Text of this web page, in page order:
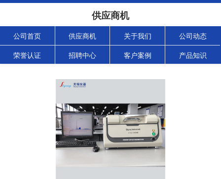
供应商机
公司首页 供应商机 关于我们 公司动态
荣誉认证 招聘中心 客户案例 产品知识